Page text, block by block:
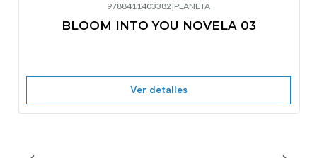
9788411403382 |PLANETA
BLOOM INTO YOU NOVELA 03
Ver detalles